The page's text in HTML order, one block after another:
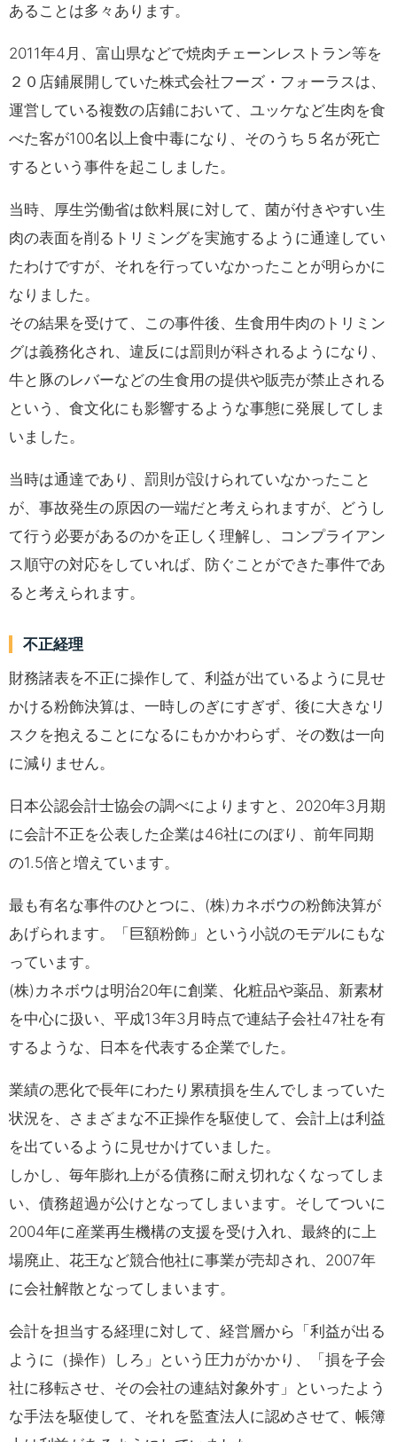
あることは多々あります。
2011年4月、富山県などで焼肉チェーンレストラン等を
２０店鋪展開していた株式会社フーズ・フォーラスは、
運営している複数の店鋪において、ユッケなど生肉を食
べた客が100名以上食中毒になり、そのうち５名が死亡
するという事件を起こしました。
当時、厚生労働省は飲料展に対して、菌が付きやすい生
肉の表面を削るトリミングを実施するように通達してい
たわけですが、それを行っていなかったことが明らかに
なりました。
その結果を受けて、この事件後、生食用牛肉のトリミン
グは義務化され、違反には罰則が科されるようになり、
牛と豚のレバーなどの生食用の提供や販売が禁止される
という、食文化にも影響するような事態に発展してしま
いました。
当時は通達であり、罰則が設けられていなかったこと
が、事故発生の原因の一端だと考えられますが、どうし
て行う必要があるのかを正しく理解し、コンプライアン
ス順守の対応をしていれば、防ぐことができた事件であ
ると考えられます。
不正経理
財務諸表を不正に操作して、利益が出ているように見せ
かける粉飾決算は、一時しのぎにすぎず、後に大きなリ
スクを抱えることになるにもかかわらず、その数は一向
に減りません。
日本公認会計士協会の調べによりますと、2020年3月期
に会計不正を公表した企業は46社にのぼり、前年同期
の1.5倍と増えています。
最も有名な事件のひとつに、(株)カネボウの粉飾決算が
あげられます。「巨額粉飾」という小説のモデルにもな
っています。
(株)カネボウは明治20年に創業、化粧品や薬品、新素材
を中心に扱い、平成13年3月時点で連結子会社47社を有
するような、日本を代表する企業でした。
業績の悪化で長年にわたり累積損を生んでしまっていた
状況を、さまざまな不正操作を駆使して、会計上は利益
を出ているように見せかけていました。
しかし、毎年膨れ上がる債務に耐え切れなくなってしま
い、債務超過が公けとなってしまいます。そしてついに
2004年に産業再生機構の支援を受け入れ、最終的に上
場廃止、花王など競合他社に事業が売却され、2007年
に会社解散となってしまいます。
会計を担当する経理に対して、経営層から「利益が出る
ように（操作）しろ」という圧力がかかり、「損を子会
社に移転させ、その会社の連結対象外す」といったよう
な手法を駆使して、それを監査法人に認めさせて、帳簿